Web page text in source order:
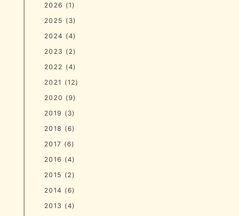
2026 (1)
2025 (3)
2024 (4)
2023 (2)
2022 (4)
2021 (12)
2020 (9)
2019 (3)
2018 (6)
2017 (6)
2016 (4)
2015 (2)
2014 (6)
2013 (4)